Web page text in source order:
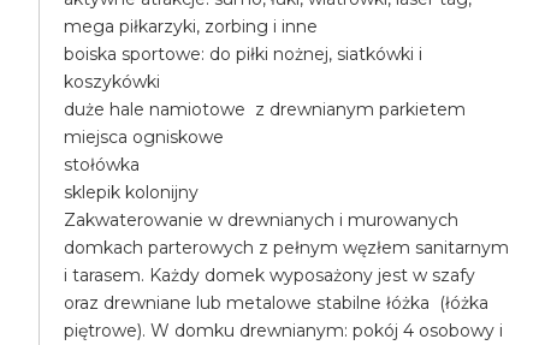
mega piłkarzyki, zorbing i inne
boiska sportowe: do piłki nożnej, siatkówki i
koszykówki
duże hale namiotowe z drewnianym parkietem
miejsca ogniskowe
stołówka
sklepik kolonijny
Zakwaterowanie w drewnianych i murowanych
domkach parterowych z pełnym węzłem sanitarnym
i tarasem. Każdy domek wyposażony jest w szafy
oraz drewniane lub metalowe stabilne łóżka (łóżka
piętrowe). W domku drewnianym: pokój 4 osobowy i